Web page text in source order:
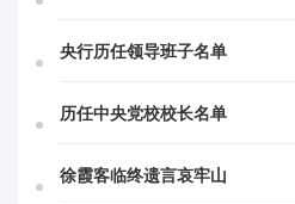
央行历任领导班子名单
历任中央党校校长名单
徐霞客临终遗言哀牢山